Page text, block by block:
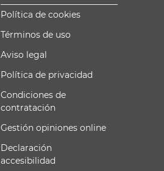
Política de cookies
Términos de uso
Aviso legal
Política de privacidad
Condiciones de
contratación
Gestión opiniones online
Declaración
accesibilidad